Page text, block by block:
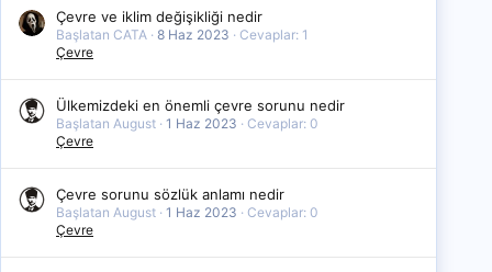
Çevre ve iklim değişikliği nedir
Başlatan CATA 8 Haz 2023
Cevaplar: 1
Çevre
Ülkemizdeki en önemli çevre sorunu nedir
Başlatan August 1 Haz 2023
Cevaplar: 0
Çevre
Çevre sorunu sözlük anlamı nedir
Başlatan August 1 Haz 2023
Cevaplar: 0
Çevre